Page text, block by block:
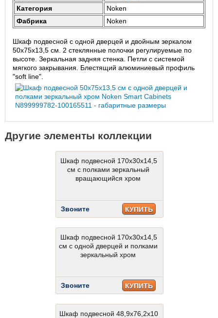
Категория
Noken
Фабрика
Noken
Шкаф подвесной с одной дверцей и двойным зеркалом
50x75x13,5 см. 2 стеклянные полочки регулируемые по
высоте. Зеркальная задняя стенка. Петли с системой
мягкого закрывания. Блестящий алюминиевый профиль
"soft line".
Другие элементы коллекции
Шкаф подвесной 170x30x14,5
см с полками зеркальный
вращающийся хром
Звоните КУПИТЬ
Шкаф подвесной 170x30x14,5
см с одной дверцей и полками
зеркальный хром
Звоните КУПИТЬ
Шкаф подвесной 48,9x76,2x10